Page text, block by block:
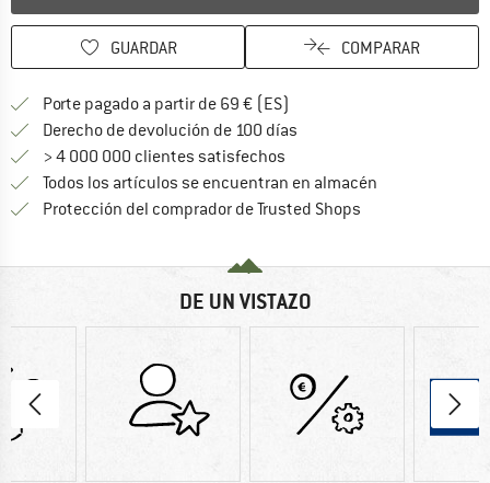
GUARDAR COMPARAR
Porte pagado a partir de 69 € (ES)
Derecho de devolución de 100 días
> 4 000 000 clientes satisfechos
Todos los artículos se encuentran en almacén
Protección del comprador de Trusted Shops
DE UN VISTAZO